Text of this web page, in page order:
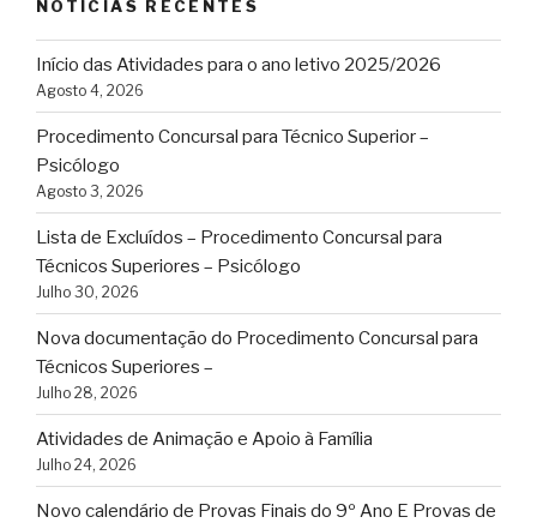
NOTÍCIAS RECENTES
Início das Atividades para o ano letivo 2025/2026
Agosto 4, 2026
Procedimento Concursal para Técnico Superior –
Psicólogo
Agosto 3, 2026
Lista de Excluídos – Procedimento Concursal para
Técnicos Superiores – Psicólogo
Julho 30, 2026
Nova documentação do Procedimento Concursal para
Técnicos Superiores –
Julho 28, 2026
Atividades de Animação e Apoio à Família
Julho 24, 2026
Novo calendário de Provas Finais do 9º Ano E Provas de